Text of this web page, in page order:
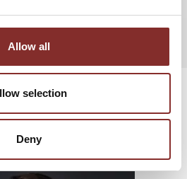
Allow all
selection
Deny
KÖNNTEN SIE AUCH